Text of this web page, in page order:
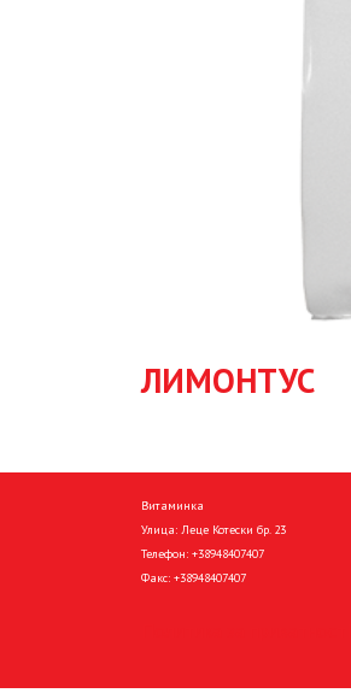
ЛИМОНТУС
Витаминка
Улица: Леце Котески бр. 23
Телефон: +38948407407
Факс: +38948407407